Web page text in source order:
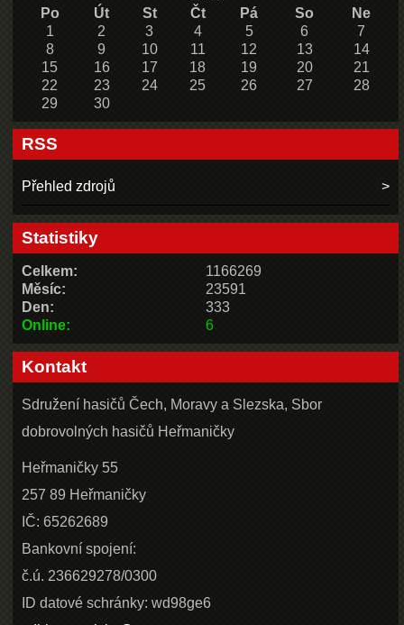
Po
Út St Čt Pá So
Ne
1
2 3 4 5 6
7
8
9 10 11 12 13
14
15
16 17 18 19 20
21
22
23 24 25 26 27
28
29
30
RSS
Přehled zdrojů
Statistiky
Online: 6
Celkem:
1166269
Měsíc:
23591
Den:
333
Kontakt
Sdružení hasičů Čech, Moravy a Slezska, Sbor
dobrovolných hasičů Heřmaničky
Heřmaničky 55
257 89 Heřmaničky
IČ: 65262689
Bankovní spojení:
č.ú. 236629278/0300
ID datové schránky: wd98ge6